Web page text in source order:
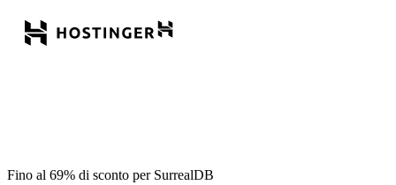
Fino al 69% di sconto per SurrealDB